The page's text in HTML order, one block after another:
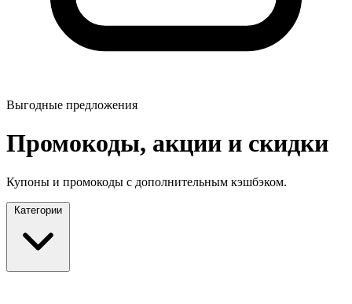
Выгодные предложения
Промокоды, акции и скидки
Купоны и промокоды с дополнительным кэшбэком.
Категории